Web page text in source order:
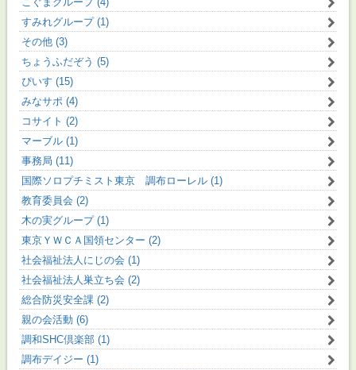
すみれグループ (1)
その他 (3)
ちょうふだぞう (5)
ぴいす (15)
みなサポ (4)
コサイト (2)
マーブル (1)
事務局 (11)
国際ソロプチミスト東京 調布ローレル (1)
教育委員会 (2)
木の実グループ (1)
東京ＹＷＣＡ国領センター (2)
社会福祉法人にじの会 (1)
社会福祉法人巣立ち会 (2)
総合防災安全課 (2)
親の会活動 (6)
調和SHC倶楽部 (1)
調布デイジー (1)